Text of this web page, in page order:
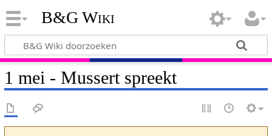
B&G Wiki
1 mei - Mussert spreekt